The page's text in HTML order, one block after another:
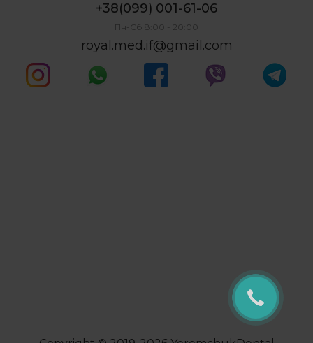
+38(099) 001-61-06
Пн-Сб 8:00 - 20:00
royal.med.if@gmail.com